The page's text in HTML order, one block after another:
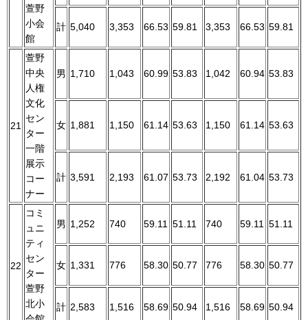
萱野
小会
館
計 5,040 3,353 66.53 59.81 3,353 66.53 59.81
21
萱野
中央
人権
文化
セン
ター
一階
展示
コー
ナー
男 1,710 1,043 60.99 53.83 1,042 60.94 53.83
女 1,881 1,150 61.14 53.63 1,150 61.14 53.63
計 3,591 2,193 61.07 53.73 2,192 61.04 53.73
22
コミ
ュニ
ティ
セン
ター
萱野
北小
男 1,252 740 59.11 51.11 740 59.11 51.11
女 1,331 776 58.30 50.77 776 58.30 50.77
計 2,583 1,516 58.69 50.94 1,516 58.69 50.94